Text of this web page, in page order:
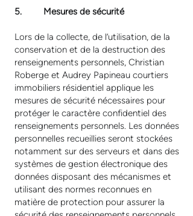
5. Mesures de sécurité
Lors de la collecte, de l’utilisation, de la
conservation et de la destruction des
renseignements personnels, Christian
Roberge et Audrey Papineau courtiers
immobiliers résidentiel applique les
mesures de sécurité nécessaires pour
protéger le caractère confidentiel des
renseignements personnels. Les données
personnelles recueillies seront stockées
notamment sur des serveurs et dans des
systèmes de gestion électronique des
données disposant des mécanismes et
utilisant des normes reconnues en
matière de protection pour assurer la